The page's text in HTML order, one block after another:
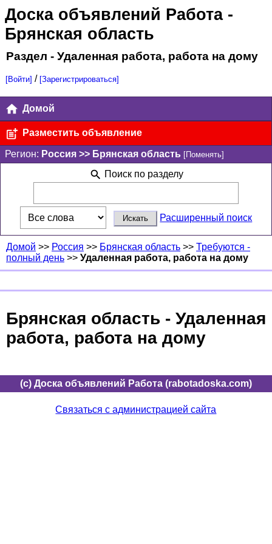
Доска объявлений Работа-
Брянская область
Раздел - Удаленная работа, работа на дому
[Войти] / [Зарегистрироваться]
Домой
Разместить объявление
Регион: Россия >> Брянская область [Поменять]
Поиск по разделу
Расширенный поиск
Домой >> Россия >> Брянская область >> Требуются -
полный день >> Удаленная работа, работа на дому
Брянская область - Удаленная
работа, работа на дому
(c) Доска объявлений Работа (rabotadoska.com)
Связаться с администрацией сайта